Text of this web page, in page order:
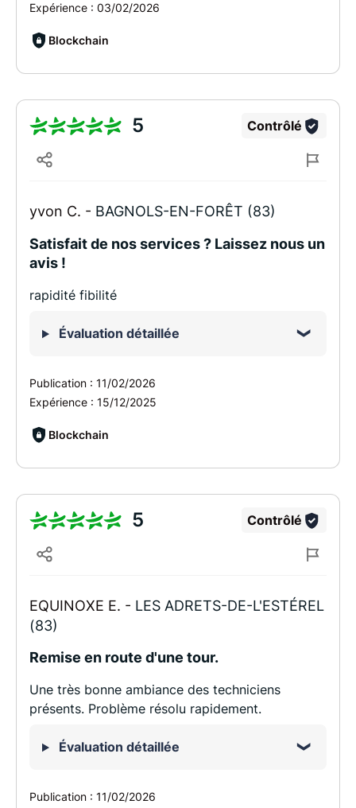
Expérience : 03/02/2026
Blockchain
5 Contrôlé
yvon C. - BAGNOLS-EN-FORÊT (83)
Satisfait de nos services ? Laissez nous un
avis !
rapidité fibilité
Évaluation détaillée
Publication : 11/02/2026
Expérience : 15/12/2025
Blockchain
5 Contrôlé
EQUINOXE E. - LES ADRETS-DE-L'ESTÉREL
(83)
Remise en route d'une tour.
Une très bonne ambiance des techniciens
présents. Problème résolu rapidement.
Évaluation détaillée
Publication : 11/02/2026